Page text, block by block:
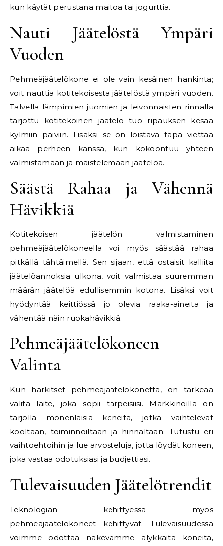
kun käytät perustana maitoa tai jogurttia.
Nauti Jäätelöstä Ympäri
Vuoden
Pehmeäjäätelökone ei ole vain kesäinen hankinta;
voit nauttia kotitekoisesta jäätelöstä ympäri vuoden.
Talvella lämpimien juomien ja leivonnaisten rinnalla
tarjottu kotitekoinen jäätelö tuo ripauksen kesää
kylmiin päiviin. Lisäksi se on loistava tapa viettää
aikaa perheen kanssa, kun kokoontuu yhteen
valmistamaan ja maistelemaan jäätelöä.
Säästä Rahaa ja Vähennä
Hävikkiä
Kotitekoisen jäätelön valmistaminen
pehmeäjäätelökoneella voi myös säästää rahaa
pitkällä tähtäimellä. Sen sijaan, että ostaisit kalliita
jäätelöannoksia ulkona, voit valmistaa suuremman
määrän jäätelöä edullisemmin kotona. Lisäksi voit
hyödyntää keittiössä jo olevia raaka-aineita ja
vähentää näin ruokahävikkiä.
Pehmeäjäätelökoneen
Valinta
Kun harkitset pehmeäjäätelökonetta, on tärkeää
valita laite, joka sopii tarpeisiisi. Markkinoilla on
tarjolla monenlaisia koneita, jotka vaihtelevat
kooltaan, toiminnoiltaan ja hinnaltaan. Tutustu eri
vaihtoehtoihin ja lue arvosteluja, jotta löydät koneen,
joka vastaa odotuksiasi ja budjettiasi.
Tulevaisuuden Jäätelötrendit
Teknologian kehittyessä myös
pehmeäjäätelökoneet kehittyvät. Tulevaisuudessa
voimme odottaa näkevämme älykkäitä koneita,